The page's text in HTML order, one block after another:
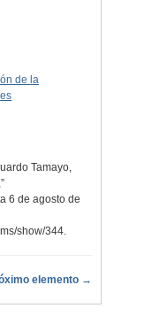
de la
Tamayo,
6 de agosto de
show/344.
elemento →